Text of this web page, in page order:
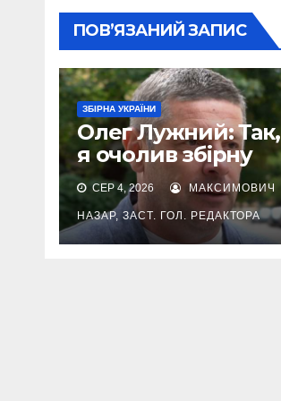
ПОВ’ЯЗАНИЙ ЗАПИС
ЗБІРНА УКРАЇНИ
Олег Лужний: Так,
я очолив збірну
України
СЕР 4, 2026 МАКСИМОВИЧ
НАЗАР, ЗАСТ. ГОЛ. РЕДАКТОРА